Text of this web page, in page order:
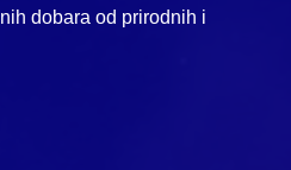
dobara od prirodnih i